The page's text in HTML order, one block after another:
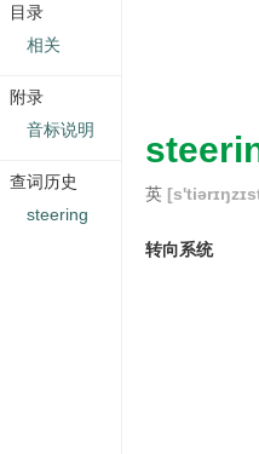
英
转向系统
目录
相关
附录
音标说明
查词历史
steering